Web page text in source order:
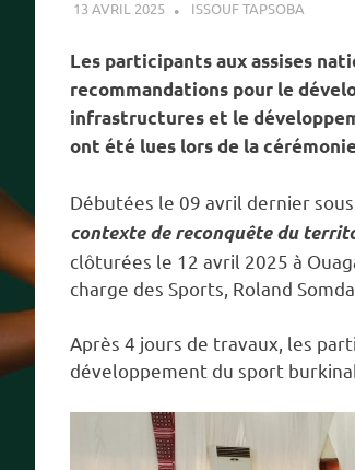
13 AVRIL 2025 ISSOUF TAPSOBA
Les participants aux assises
recommandations pour le
infrastructures et le
ont été lues lors de la
Débutées le 09 avril dernier
contexte de reconquête du
clôturées le 12 avril 2025 à
charge des Sports, Roland
Après 4 jours de travaux, les
développement du sport